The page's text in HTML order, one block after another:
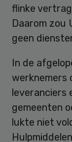
flinke
Daarom zou
geen
In de
werknemers
leveranciers
gemeenten
lukte niet